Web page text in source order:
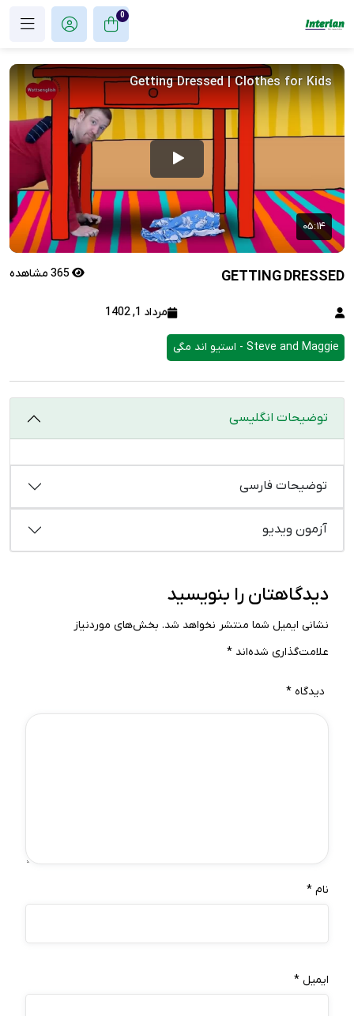
0
GETTING DRESSED
مرداد 1, 1402
Steve and Maggie - استیو اند مگی
توضیحات انگلیسی
توضیحات فارسی
آزمون ویدیو
دیدگاهتان را بنویسید
نشانی ایمیل شما منتشر نخواهد شد. بخش‌های موردنیاز
علامت‌گذاری شده‌اند *
دیدگاه *
نام *
ایمیل *